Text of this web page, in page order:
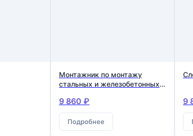
Монтажник по монтажу
стальных и железобетонных
9 860 ₽
Подробнее
9